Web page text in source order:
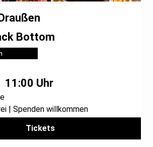
11:00 Uhr
| Spenden willkommen
Tickets
Bottom